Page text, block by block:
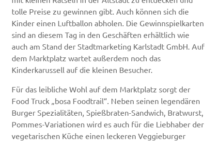
tolle Preise zu gewinnen gibt. Auch können sich die
Kinder einen Luftballon abholen. Die Gewinnspielkarten
sind an diesem Tag in den Geschäften erhältlich wie
auch am Stand der Stadtmarketing Karlstadt GmbH. Auf
dem Marktplatz wartet außerdem noch das
Kinderkarussell auf die kleinen Besucher.
Für das leibliche Wohl auf dem Marktplatz sorgt der
Food Truck „bosa Foodtrail“. Neben seinen legendären
Burger Spezialitäten, Spießbraten-Sandwich, Bratwurst,
Pommes-Variationen wird es auch für die Liebhaber der
vegetarischen Küche einen leckeren Veggieburger